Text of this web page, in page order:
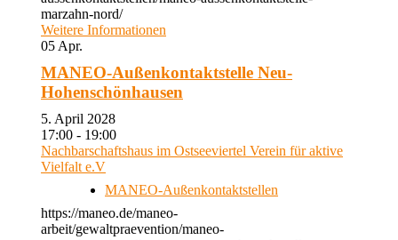
marzahn-nord/
Weitere Informationen
05 Apr.
MANEO-Außenkontaktstelle Neu-
Hohenschönhausen
5. April 2028
17:00 - 19:00
Nachbarschaftshaus im Ostseeviertel Verein für aktive
Vielfalt e.V
MANEO-Außenkontaktstellen
https://maneo.de/maneo-
arbeit/gewaltpraevention/maneo-